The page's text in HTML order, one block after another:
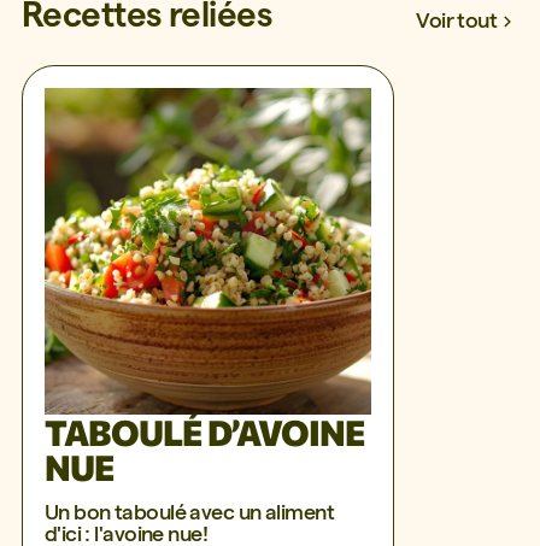
Recettes reliées Voir tout
TABOULÉ D’AVOINE
NUE
Un bon taboulé avec un aliment
d'ici : l'avoine nue!